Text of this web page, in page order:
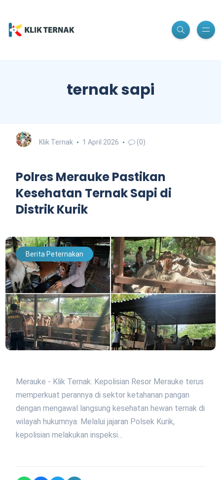
ternak sapi
Klik Ternak 1 April 2026 (0)
Polres Merauke Pastikan
Kesehatan Ternak Sapi di
Distrik Kurik
Berita Peternakan
Merauke - Klik Ternak. Kepolisian Resor Merauke terus
memperkuat perannya di sektor ketahanan pangan
dengan mengawal langsung kesehatan hewan ternak di
wilayah hukumnya. Melalui jajaran Polsek Kurik,
kepolisian melakukan inspeksi…